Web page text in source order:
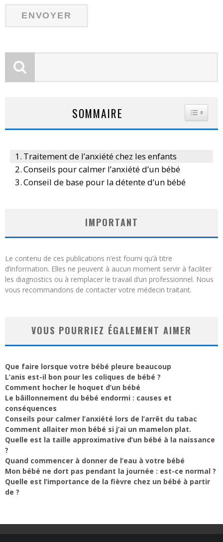
SOMMAIRE
Traitement de l’anxiété chez les enfants
Conseils pour calmer l’anxiété d’un bébé
Conseil de base pour la détente d’un bébé
IMPORTANT
Le contenu de ces publications n’est fourni qu’à titre
d’information. Elles ne peuvent à aucun moment servir à faciliter
les diagnostics ou à remplacer le travail d’un professionnel. Nous
vous recommandons de contacter votre médecin traitant.
VOUS POURRIEZ ÉGALEMENT AIMER
Que faire lorsque votre bébé pleure beaucoup
L’anis est-il bon pour les coliques de bébé ?
Comment hocher le hoquet d’un bébé
Le bâillonnement du bébé endormi : causes et
conséquences
Conseils pour calmer l’anxiété lors de l’arrêt du tabac
Comment allaiter mon bébé si j’ai un mamelon plat.
Quelle est la taille approximative d’un bébé à la naissance
?
Quand commencer à donner de l’eau à votre bébé
Mon bébé ne dort pas pendant la journée : est-ce normal ?
Quelle est l’importance de la fièvre chez un bébé à partir
de ?